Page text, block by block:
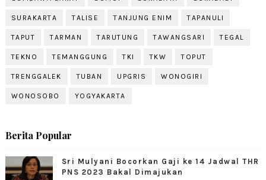
SURAKARTA TALISE TANJUNG ENIM TAPANULI
TAPUT TARMAN TARUTUNG TAWANGSARI TEGAL
TEKNO TEMANGGUNG TKI TKW TOPUT
TRENGGALEK TUBAN UPGRIS WONOGIRI
WONOSOBO YOGYAKARTA
Berita Popular
Sri Mulyani Bocorkan Gaji ke 14 Jadwal THR
PNS 2023 Bakal Dimajukan